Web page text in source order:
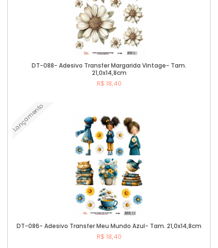
DT-088- Adesivo Transfer Margarida Vintage- Tam.
21,0x14,8cm
R$ 18,40
Lançamento
DT-086- Adesivo Transfer Meu Mundo Azul- Tam. 21,0x14,8cm
R$ 18,40